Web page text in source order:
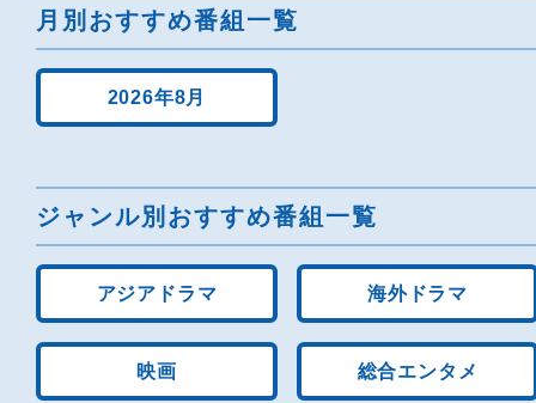
0138-34-2525
月別おすすめ番組一覧
2026年8月
ジャンル別おすすめ番組一覧
アジアドラマ 海外ドラマ
映画 総合エンタメ